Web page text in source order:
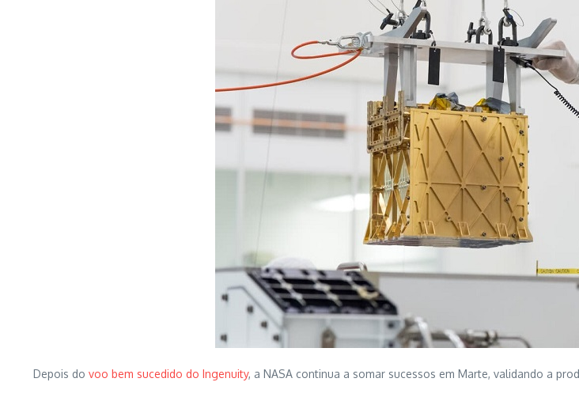
Depois do voo bem sucedido do Ingenuity, a NASA continua a somar sucessos em Marte, validando a